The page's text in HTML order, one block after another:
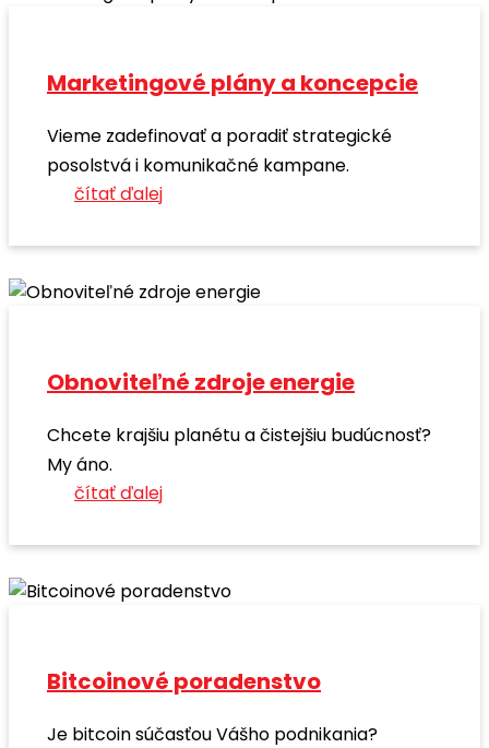
Marketingové plány a koncepcie
Vieme zadefinovať a poradiť strategické
posolstvá i komunikačné kampane.
čítať ďalej
Obnoviteľné zdroje energie
Chcete krajšiu planétu a čistejšiu budúcnosť?
My áno.
čítať ďalej
Bitcoinové poradenstvo
Je bitcoin súčasťou Vášho podnikania?